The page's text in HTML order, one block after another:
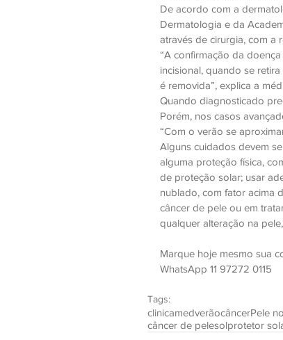
De acordo com a
Dermatologia e da
através de cirurgia, com a
“A confirmação da
incisional, quando se
é removida”, explica a
Quando diagnosticado
Porém, nos casos
“Com o verão se
Alguns cuidados devem
alguma proteção física,
de proteção solar; usar
nublado, com fator acima
câncer de pele ou em
qualquer alteração na
Marque hoje mesmo sua
WhatsApp 11 97272 0115
Tags:
clinicamedverãocâncerPele
câncer de pelesolprotetor